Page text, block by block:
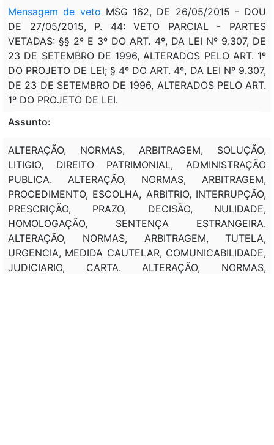
Mensagem de veto MSG 162, DE 26/05/2015 - DOU
DE 27/05/2015, P. 44: VETO PARCIAL - PARTES
VETADAS: §§ 2º E 3º DO ART. 4º, DA LEI Nº 9.307, DE
23 DE SETEMBRO DE 1996, ALTERADOS PELO ART. 1º
DO PROJETO DE LEI; § 4º DO ART. 4º, DA LEI Nº 9.307,
DE 23 DE SETEMBRO DE 1996, ALTERADOS PELO ART.
1º DO PROJETO DE LEI.
Assunto:
ALTERAÇÃO, NORMAS, ARBITRAGEM, SOLUÇÃO,
LITIGIO, DIREITO PATRIMONIAL, ADMINISTRAÇÃO
PUBLICA. ALTERAÇÃO, NORMAS, ARBITRAGEM,
PROCEDIMENTO, ESCOLHA, ARBITRIO, INTERRUPÇÃO,
PRESCRIÇÃO, PRAZO, DECISÃO, NULIDADE,
HOMOLOGAÇÃO, SENTENÇA ESTRANGEIRA.
ALTERAÇÃO, NORMAS, ARBITRAGEM, TUTELA,
URGENCIA, MEDIDA CAUTELAR, COMUNICABILIDADE,
JUDICIARIO, CARTA. ALTERAÇÃO, NORMAS,